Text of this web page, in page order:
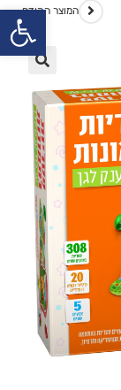
המוצר הקודם